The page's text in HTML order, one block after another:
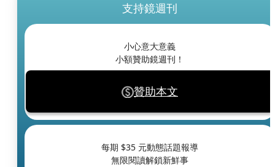
支持鏡週刊
小心意大意義
小額贊助鏡週刊！
贊助本文
每期 $35 元動態話題報導
無限閱讀解鎖新鮮事